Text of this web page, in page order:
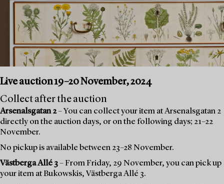
Live auction 19–20 November, 2024
Collect after the auction
Arsenalsgatan 2– You can collect your item at Arsenalsgatan 2
directly on the auction days, or on the following days; 21–22
November.
No pickup is available between 23–28 November.
Västberga Allé 3– From Friday, 29 November, you can pick up
your item at Bukowskis, Västberga Allé 3.